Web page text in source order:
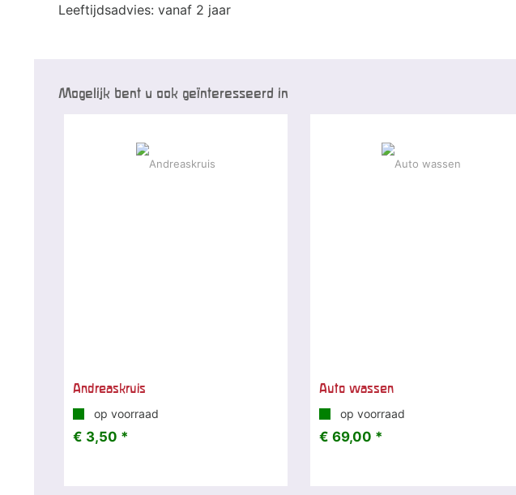
Leeftijdsadvies: vanaf 2 jaar
Mogelijk bent u ook geïnteresseerd in
Andreaskruis
op voorraad
€ 3,50 *
Auto wassen
op voorraad
€ 69,00 *